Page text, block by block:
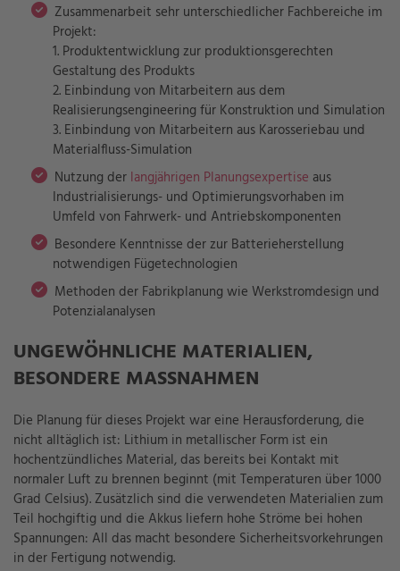
Zusammenarbeit sehr unterschiedlicher Fachbereiche im
Projekt:
1. Produktentwicklung zur produktionsgerechten
Gestaltung des Produkts
2. Einbindung von Mitarbeitern aus dem
Realisierungsengineering für Konstruktion und Simulation
3. Einbindung von Mitarbeitern aus Karosseriebau und
Materialfluss-Simulation
Nutzung der langjährigen Planungsexpertise aus
Industrialisierungs- und Optimierungsvorhaben im
Umfeld von Fahrwerk- und Antriebskomponenten
Besondere Kenntnisse der zur Batterieherstellung
notwendigen Fügetechnologien
Methoden der Fabrikplanung wie Werkstromdesign und
Potenzialanalysen
UNGEWÖHNLICHE MATERIALIEN,
BESONDERE MASSNAHMEN
Die Planung für dieses Projekt war eine Herausforderung, die
nicht alltäglich ist: Lithium in metallischer Form ist ein
hochentzündliches Material, das bereits bei Kontakt mit
normaler Luft zu brennen beginnt (mit Temperaturen über 1000
Grad Celsius). Zusätzlich sind die verwendeten Materialien zum
Teil hochgiftig und die Akkus liefern hohe Ströme bei hohen
Spannungen: All das macht besondere Sicherheitsvorkehrungen
in der Fertigung notwendig.